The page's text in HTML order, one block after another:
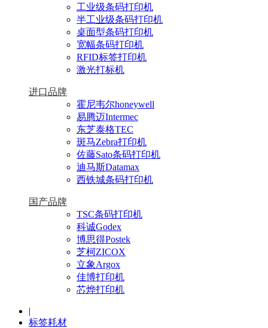
工业级条码打印机
半工业级条码打印机
桌面型条码打印机
宽幅条码打印机
RFID标签打印机
激光打标机
进口品牌
霍尼韦尔honeywell
易腾迈Intermec
东芝泰格TEC
斑马Zebra打印机
佐藤Sato条码打印机
迪马斯Datamax
西铁城条码打印机
国产品牌
TSC条码打印机
科诚Godex
博思得Postek
芝柯ZICOX
立象Argox
佳博打印机
芯烨打印机
|
标签耗材